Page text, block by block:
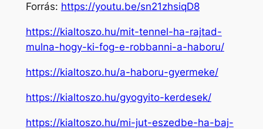
Forrás: https://youtu.be/sn21zhsiqD8
https://kialtoszo.hu/mit-tennel-ha-rajtad-
mulna-hogy-ki-fog-e-robbanni-a-haboru/
https://kialtoszo.hu/a-haboru-gyermeke/
https://kialtoszo.hu/gyogyito-kerdesek/
https://kialtoszo.hu/mi-jut-eszedbe-ha-baj-